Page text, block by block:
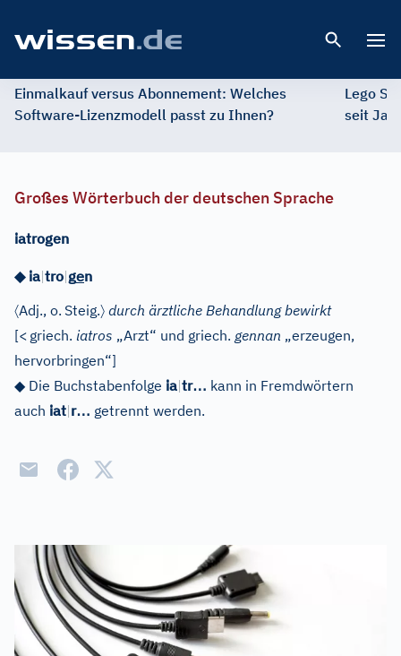
Einmalkauf versus Abonnement: Welches
Software-Lizenzmodell passt zu Ihnen?
Lego
seit
Großes Wörterbuch der deutschen Sprache
iatrogen
◆ia|tro|gen
〈Adj., o. Steig.〉 durch ärztliche Behandlung bewirkt
[< griech. iatros „Arzt“ und griech. gennan „erzeugen,
hervorbringen“]
◆ Die Buchstabenfolge ia|tr… kann in Fremdwörtern
auch iat|r… getrennt werden.